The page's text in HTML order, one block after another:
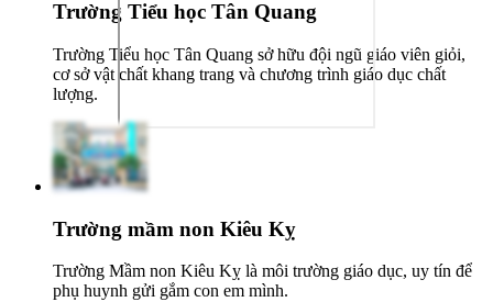
Trường Tiểu học Tân Quang
Trường Tiểu học Tân Quang sở hữu đội ngũ giáo viên giỏi,
cơ sở vật chất khang trang và chương trình giáo dục chất
lượng.
Trường mầm non Kiêu Kỵ
Trường Mầm non Kiêu Kỵ là môi trường giáo dục, uy tín để
phụ huynh gửi gắm con em mình.